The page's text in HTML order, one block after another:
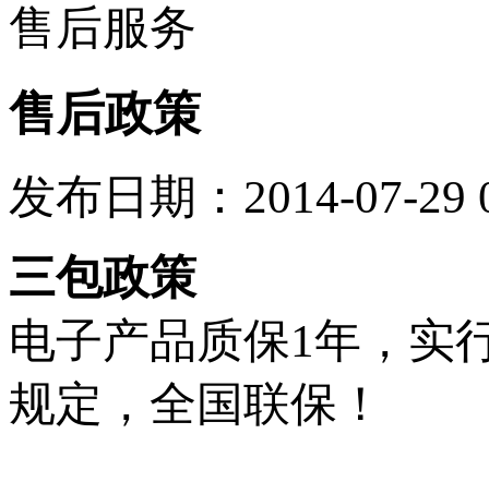
售后服务
售后政策
发布日期：2014-07-
三包政策
电子产品质保1年，实
规定，全国联保！